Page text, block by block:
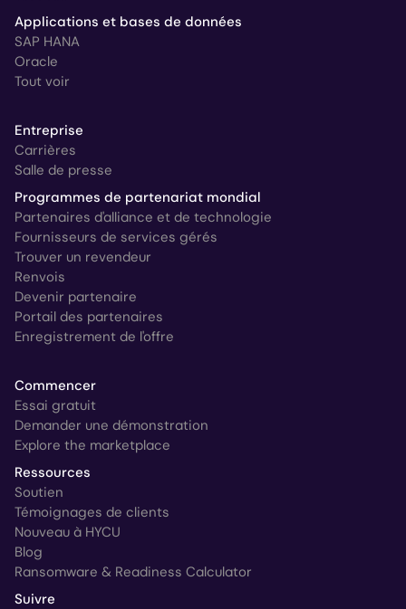
Applications et bases de données
SAP HANA
Oracle
Tout voir
Entreprise
Carrières
Salle de presse
Programmes de partenariat mondial
Partenaires d'alliance et de technologie
Fournisseurs de services gérés
Trouver un revendeur
Renvois
Devenir partenaire
Portail des partenaires
Enregistrement de l'offre
Commencer
Essai gratuit
Demander une démonstration
Explore the marketplace
Ressources
Soutien
Témoignages de clients
Nouveau à HYCU
Blog
Ransomware & Readiness Calculator
Suivre